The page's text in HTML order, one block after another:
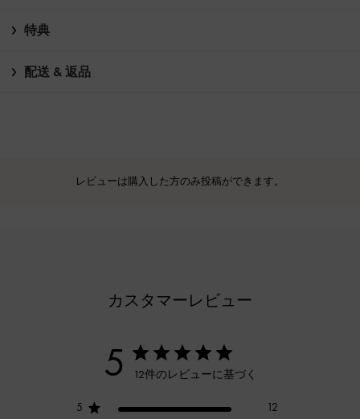
特典
配送 & 返品
レビューは購入した方のみ投稿ができます。
カスタマーレビュー
5 12件のレビューに基づく
5
12